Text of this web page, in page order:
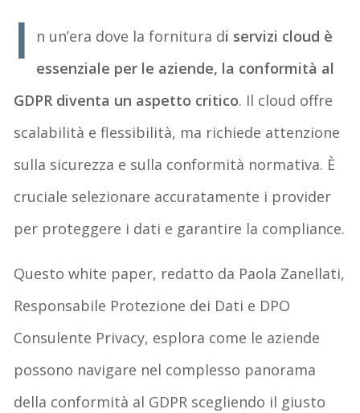
I n un’era dove la fornitura di servizi cloud è
essenziale per le aziende, la conformità al
GDPR diventa un aspetto critico. Il cloud offre
scalabilità e flessibilità, ma richiede attenzione
sulla sicurezza e sulla conformità normativa. È
cruciale selezionare accuratamente i provider
per proteggere i dati e garantire la compliance.
Questo white paper, redatto da Paola Zanellati,
Responsabile Protezione dei Dati e DPO
Consulente Privacy, esplora come le aziende
possono navigare nel complesso panorama
della conformità al GDPR scegliendo il giusto